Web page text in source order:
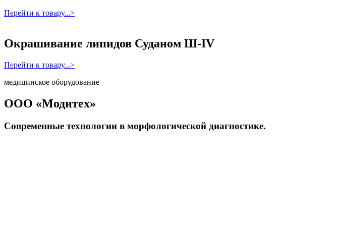
Перейти к товару...>
Окрашивание липидов Суданом Ш-IV
Перейти к товару...>
медицинское оборудование
ООО «Модитех»
Современные технологии в морфологической диагностике.